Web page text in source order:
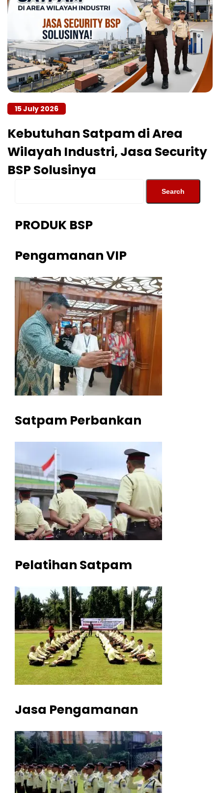
15 July 2026
Kebutuhan Satpam di Area
Wilayah Industri, Jasa Security
BSP Solusinya
PRODUK BSP
Pengamanan VIP
Satpam Perbankan
Pelatihan Satpam
Jasa Pengamanan